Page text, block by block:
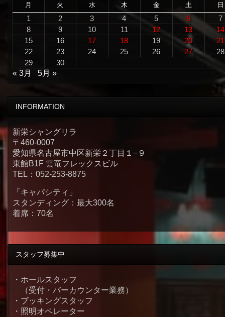
月 火 水 木 金 土 日
1 2 3 4 5 6
7
8
9 10 11 12 13
14
15
16 17 18 19 20
21
22
23 24 25 26 27
28
29
30
« 3月
5月 »
INFORMATION
新栄シャングリラ
〒460-0007
愛知県名古屋市中区新栄２丁目１−９
東館B1F 雲竜フレックスビル
TEL：052-253-8875
「キャパシティ」
スタンディング：最大300名
着席：70名
スタッフ募集中
・ホールスタッフ
（受付・バーカウンター業務）
・ブッキングスタッフ
・照明オペレーター